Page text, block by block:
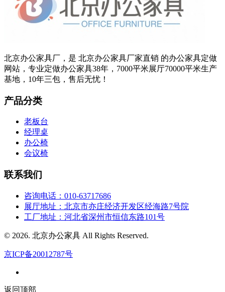
北京办公家具厂，是 北京办公家具厂家直销 的办公家具定做
网站，专业定做办公家具38年，7000平米展厅70000平米生产
基地，10年三包，售后无忧！
产品分类
老板台
经理桌
办公椅
会议椅
联系我们
咨询电话：010-63717686
展厅地址：北京市亦庄经济开发区经海路7号院
工厂地址：河北省深州市恒信东路101号
© 2026. 北京办公家具 All Rights Reserved.
京ICP备20012787号
返回顶部